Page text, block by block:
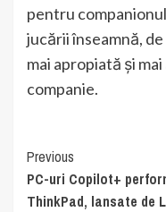
pentru
jucării înseamnă,
mai apropiată și
companie.
Continue
Reading
Previous
PC-uri Copilot+
ThinkPad, lansate de